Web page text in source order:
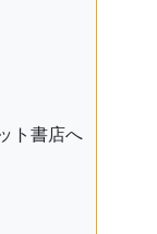
ト書店へ